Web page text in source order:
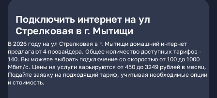
Подключить интернет на ул
Стрелковая в г. Мытищи
В 2026 году на ул Стрелковая в г. Мытищи домашний интернет
предлагают 4 провайдера. Общее количество доступных тарифов -
140. Вы можете выбрать подключение со скоростью от 100 до 1000
Мбит/с. Цены на услуги варьируются от 450 до 3249 рублей в месяц.
Подайте заявку на подходящий тариф, учитывая необходимые опции
и стоимость.